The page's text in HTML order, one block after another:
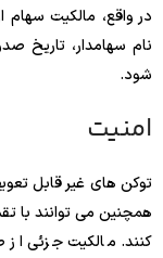
در واقع، مالکیت سهام
نام سهامدار، تاریخ
شود.
امنیت
همچنین می توانند با
کنند. مالکیت جزئی از